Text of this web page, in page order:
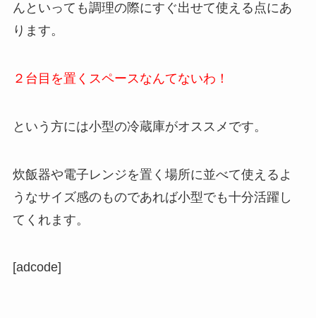
んといっても調理の際にすぐ出せて使える点にあ
ります。
２台目を置くスペースなんてないわ！
という方には小型の冷蔵庫がオススメです。
炊飯器や電子レンジを置く場所に並べて使えるよ
うなサイズ感のものであれば小型でも十分活躍し
てくれます。
[adcode]